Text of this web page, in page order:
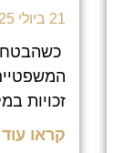
21 ביולי 2025
זכויות
קראו